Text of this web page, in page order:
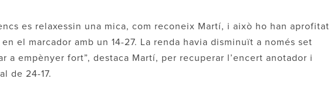
es relaxessin una mica, com reconeix Martí, i això ho han aprofitat
el marcador amb un 14-27. La renda havia disminuït a només set
a empènyer fort”, destaca Martí, per recuperar l’encert anotador i
de 24-17.